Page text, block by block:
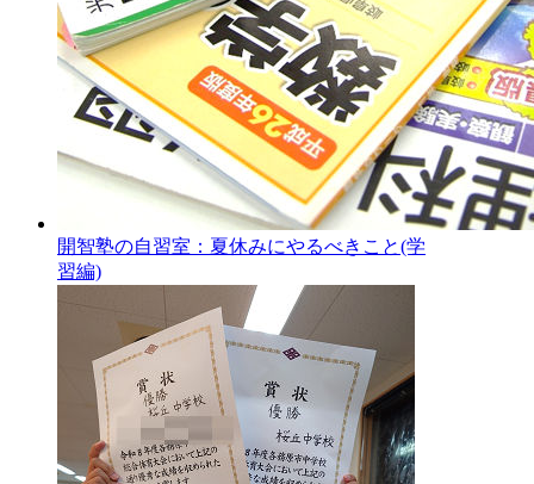
開智塾の自習室：夏休みにやるべきこと(学
習編)